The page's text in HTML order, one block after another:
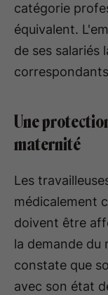
catégorie
équivalent.
de ses salariés
Une
maternité
Les
médicalement
doivent être
la demande du
constate que
avec son état